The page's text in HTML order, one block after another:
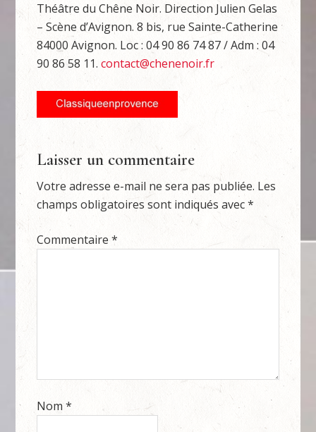
Théâtre du Chêne Noir. Direction Julien Gelas
– Scène d’Avignon. 8 bis, rue Sainte-Catherine
84000 Avignon. Loc : 04 90 86 74 87 / Adm : 04
90 86 58 11.contact@chenenoir.fr
Laisser un commentaire
Votre adresse e-mail ne sera pas publiée. Les
champs obligatoires sont indiqués avec*
Commentaire*
Nom*